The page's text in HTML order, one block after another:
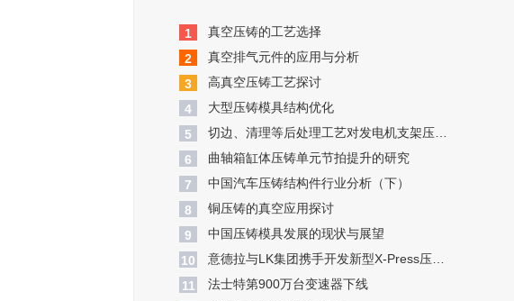
1
真空压铸的工艺选择
2
真空排气元件的应用与分析
3
高真空压铸工艺探讨
4
大型压铸模具结构优化
5
切边、清理等后处理工艺对发电机支架压铸件变形的影响
6
曲轴箱缸体压铸单元节拍提升的研究
7
中国汽车压铸结构件行业分析（下）
8
铜压铸的真空应用探讨
9
中国压铸模具发展的现状与展望
10
意德拉与LK集团携手开发新型X-Press压铸机
11
​法士特第900万台变速器下线